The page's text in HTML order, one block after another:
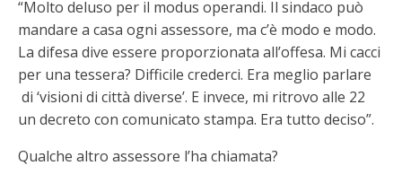
“Molto deluso per il modus operandi. Il sindaco può
mandare a casa ogni assessore, ma c’è modo e modo.
La difesa dive essere proporzionata all’offesa. Mi cacci
per una tessera? Difficile crederci. Era meglio parlare
di ‘visioni di città diverse’. E invece, mi ritrovo alle 22
un decreto con comunicato stampa. Era tutto deciso”.
Qualche altro assessore l’ha chiamata?